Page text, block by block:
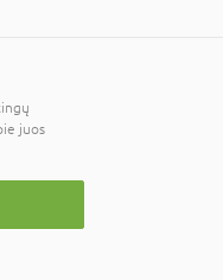
juos